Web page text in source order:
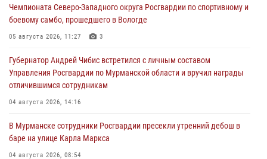
Чемпионата Северо-Западного округа Росгвардии по спортивному и
боевому самбо, прошедшего в Вологде
05 августа 2026, 11:27 3
Губернатор Андрей Чибис встретился с личным составом
Управления Росгвардии по Мурманской области и вручил награды
отличившимся сотрудникам
04 августа 2026, 14:16
В Мурманске сотрудники Росгвардии пресекли утренний дебош в
баре на улице Карла Маркса
04 августа 2026, 08:54